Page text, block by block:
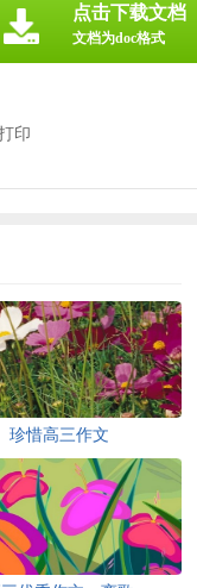
印
点击下载文档
文档为doc格式
珍惜高三作文